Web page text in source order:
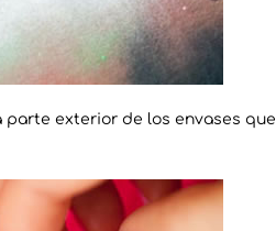
parte exterior de los envases que